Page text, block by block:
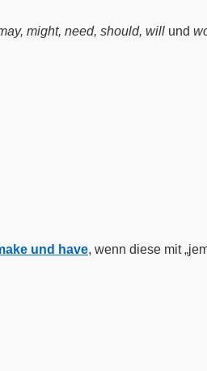
might, need, should, will und
und have, wenn diese mit